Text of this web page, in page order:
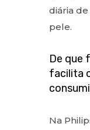
diária
pele.
De que
facilita
Na